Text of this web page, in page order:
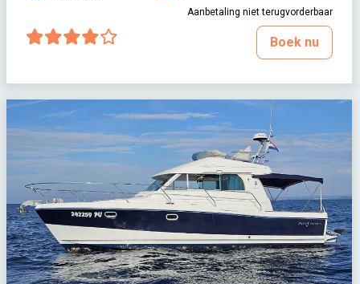
Aanbetaling niet terugvorderbaar
Boek nu